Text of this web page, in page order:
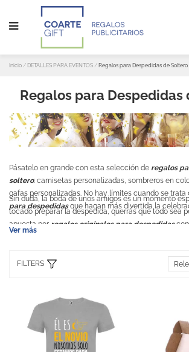
Inicio DETALLES PARA EVENTOS Regalos para Despedidas de Soltero
Regalos para Despedidas
Pásatelo en grande con esta selección de regalos
soltero: camisetas personalizadas, sombreros en
gafas personalizadas. No hay límites cuando se trata
para despedidasque hagan más divertida la
Sin duda, la boda de unos amigos es un momento
tocado preparar la despedida, querrás que todo sea
apuesta por regalos originales para despedidas
Ver más
FILTERS